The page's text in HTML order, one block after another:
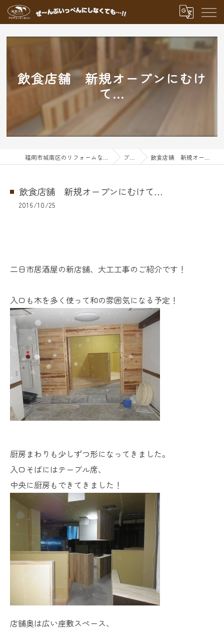
飲食店舗 新規オープンにむけ
て…
ブログ 飲食店舗 新規オープンにむけて…
飲食店舗 新規オープンにむけて…
2016/10/25
二日市居酒屋の新店舗、大工工事のご紹介です！
入口も木を多く使って和の雰囲気になる予定！
厨房まわりも少しずつ形になってきました。
入口そばにはテーブル席、
中央に厨房もできてきました！
店舗奥は広い座敷スペース、